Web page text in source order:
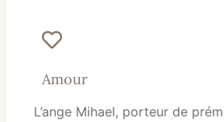
Amour
L’ange Mihael, porteur de